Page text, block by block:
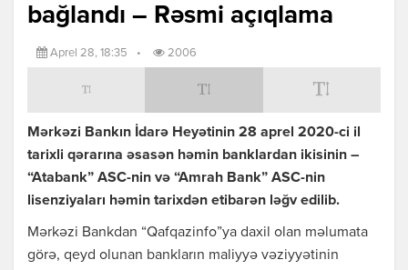
bağlandı – Rəsmi açıqlama
Aprel 28, 18:35 • 2006
Mərkəzi Bankın İdarə Heyətinin 28 aprel 2020-ci il
tarixli qərarına əsasən həmin banklardan ikisinin –
“Atabank” ASC-nin və “Amrah Bank” ASC-nin
lisenziyaları həmin tarixdən etibarən ləğv edilib.
Mərkəzi Bankdan “Qafqazinfo”ya daxil olan məlumata
görə, qeyd olunan bankların maliyyə vəziyyətinin